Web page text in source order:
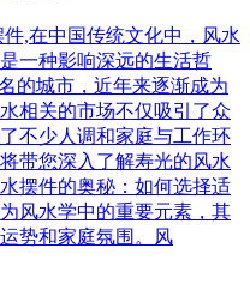
,在中国传统文化中，风水
一种影响深远的生活哲
的城市，近年来逐渐成为
相关的市场不仅吸引了众
不少人调和家庭与工作环
带您深入了解寿光的风水
摆件的奥秘：如何选择适
风水学中的重要元素，其
势和家庭氛围。风